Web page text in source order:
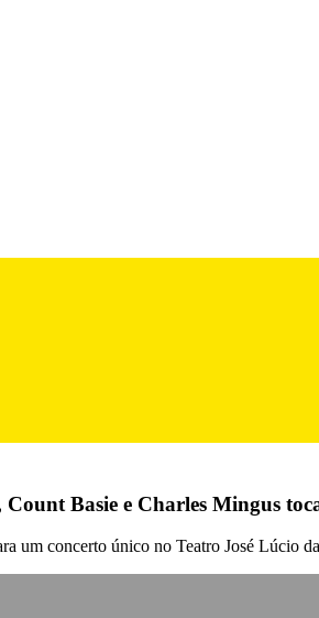
Basie e Charles Mingus
um concerto único no Teatro José Lúcio